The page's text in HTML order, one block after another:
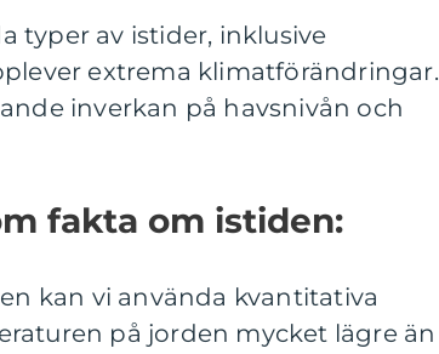
typer av istider, inklusive
extrema klimatförändringar.
inverkan på havsnivån och
fakta om istiden:
kan vi använda kvantitativa
på jorden mycket lägre än